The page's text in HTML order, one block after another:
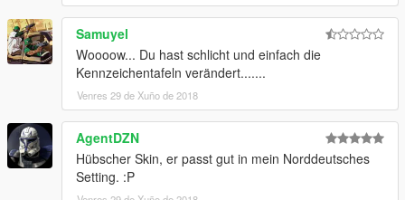
Find TopMods on Facebook and GTA5-mods:
Homepage - TopMods
Facebook - TopMods
GTA5-Mods - TopMods
By downloading and using the contents of this archive you
agree to the following terms:
Samuyel
Woooow... Du hast schlicht und einfach die
Kennzeichentafeln verändert.......
Venres 29 de Xuño de 2018
AgentDZN
Hübscher Skin, er passt gut in mein Norddeutsches
Setting. :P